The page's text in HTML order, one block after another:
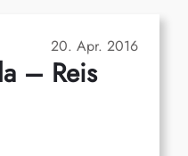
20. Apr. 2016
– Reis